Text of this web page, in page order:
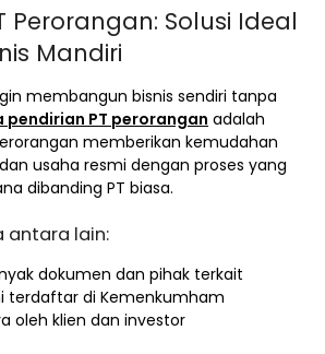
Perorangan: Solusi Ideal
Mandiri
membangun bisnis sendiri tanpa
pendirian PT perorangan adalah
memberikan kemudahan
usaha resmi dengan proses yang
dibanding PT biasa.
antara lain:
dokumen dan pihak terkait
terdaftar di Kemenkumham
oleh klien dan investor